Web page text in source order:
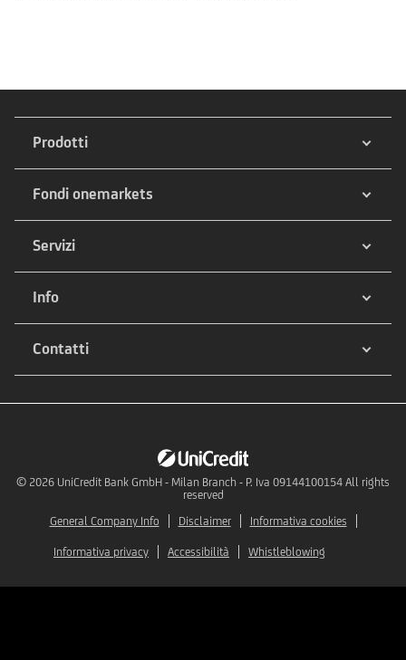
Prodotti
Fondi onemarkets
Servizi
Info
Contatti
© 2026 UniCredit Bank GmbH - Milan Branch - P. Iva 09144100154 All rights
reserved
General Company Info
Disclaimer Informativa cookies
Informativa privacy Accessibilità Whistleblowing